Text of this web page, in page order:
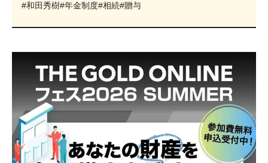
#和田秀樹#年金制度#相続#贈与